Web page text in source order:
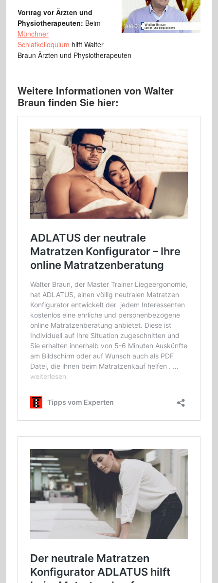
Vortrag vor Ärzten und
Physiotherapeuten: Beim
Münchner
Schlafkolloquium hilft Walter
Braun Ärzten und Physiotherapeuten
Weitere Informationen von Walter
Braun finden Sie hier: